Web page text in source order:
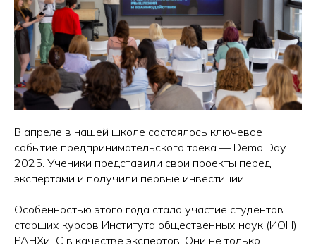
В апреле в нашей школе состоялось ключевое
событие предпринимательского трека — Demo Day
2025. Ученики представили свои проекты перед
экспертами и получили первые инвестиции!
Особенностью этого года стало участие студентов
старших курсов Института общественных наук (ИОН)
РАНХиГС в качестве экспертов. Они не только